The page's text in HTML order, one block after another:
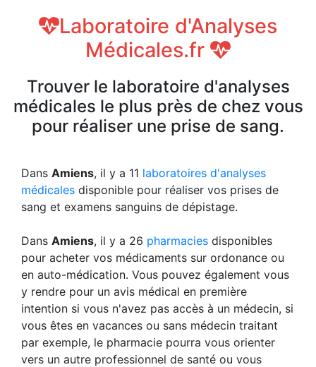
Laboratoire d'Analyses
Médicales.fr
Trouver le laboratoire d'analyses
médicales le plus près de chez vous
pour réaliser une prise de sang.
Dans Amiens, il y a 11 laboratoires d'analyses
médicales disponible pour réaliser vos prises de
sang et examens sanguins de dépistage.
Dans Amiens, il y a 26 pharmacies disponibles
pour acheter vos médicaments sur ordonance ou
en auto-médication. Vous pouvez également vous
y rendre pour un avis médical en première
intention si vous n'avez pas accès à un médecin, si
vous êtes en vacances ou sans médecin traitant
par exemple, le pharmacie pourra vous orienter
vers un autre professionnel de santé ou vous